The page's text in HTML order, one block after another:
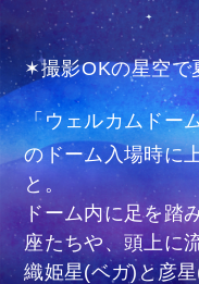
✶撮影OKの星空で
「ウェルカムドー
のドーム入場時に
と。
ドーム内に足を踏
座たちや、頭上に
織姫星(ベガ)と彦